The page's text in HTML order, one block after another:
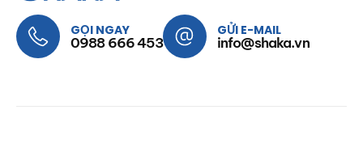
GỌI NGAY
0988 666 453
GỬI E-MAIL
info@shaka.vn